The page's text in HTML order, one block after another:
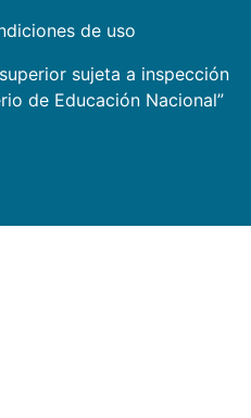
de uso
sujeta a inspección
de Educación Nacional”